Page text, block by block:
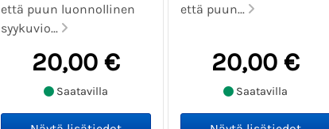
että puun luonnollinen
syykuvio...
20,00 €
Saatavilla
että puun...
20,00 €
Saatavilla